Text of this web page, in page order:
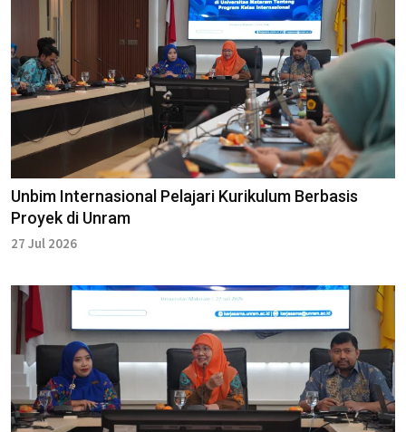
Unbim Internasional Pelajari Kurikulum Berbasis
Proyek di Unram
27 Jul 2026